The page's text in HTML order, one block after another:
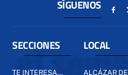
SÍGUENOS
SECCIONES
TE INTERESA...
LOCAL
ALCÁZAR DE